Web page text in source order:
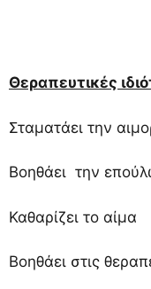
Θεραπευτικές
Σταματάει την
Βοηθάει την
Καθαρίζει το αίμα
Βοηθάει στις